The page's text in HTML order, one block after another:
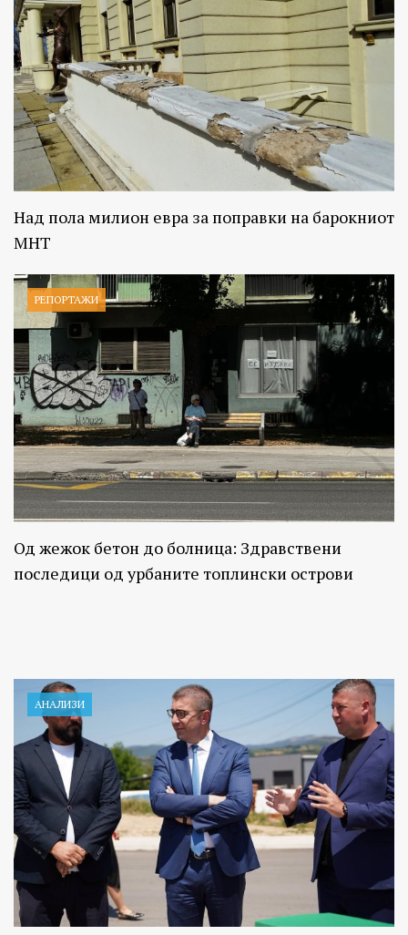
Над пола милион евра за поправки на барокниот
МНТ
РЕПОРТАЖИ
Од жежок бетон до болница: Здравствени
последици од урбаните топлински острови
АНАЛИЗИ